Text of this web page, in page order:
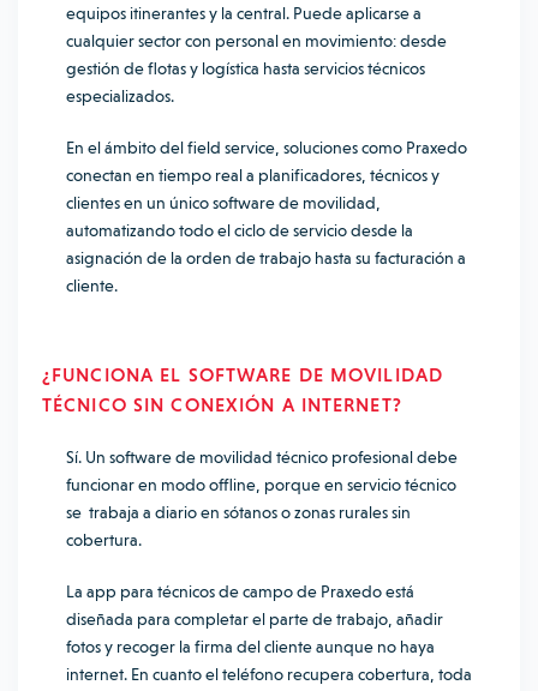
equipos itinerantes y la central. Puede aplicarse a
cualquier sector con personal en movimiento: desde
gestión de flotas y logística hasta servicios técnicos
especializados.
En el ámbito del field service, soluciones como Praxedo
conectan en tiempo real a planificadores, técnicos y
clientes en un único software de movilidad,
automatizando todo el ciclo de servicio desde la
asignación de la orden de trabajo hasta su facturación a
cliente.
¿FUNCIONA EL SOFTWARE DE MOVILIDAD
TÉCNICO SIN CONEXIÓN A INTERNET?
Sí. Un software de movilidad técnico profesional debe
funcionar en modo offline, porque en servicio técnico
se trabaja a diario en sótanos o zonas rurales sin
cobertura.
La app para técnicos de campo de Praxedo está
diseñada para completar el parte de trabajo, añadir
fotos y recoger la firma del cliente aunque no haya
internet. En cuanto el teléfono recupera cobertura, toda